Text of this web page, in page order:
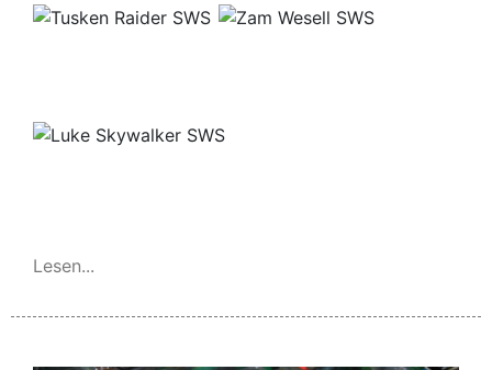
Lesen...